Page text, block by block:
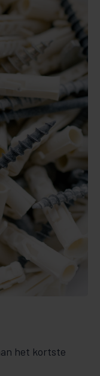
het kortste